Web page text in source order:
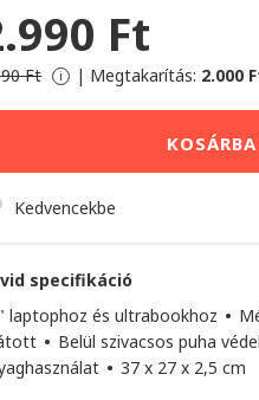
Ft
Ft i | Megtakarítás: 2.000
Kedvencekbe
specifikáció
laptophoz és ultrabookhoz •
• Belül szivacsos puha
• 37 x 27 x 2,5 cm